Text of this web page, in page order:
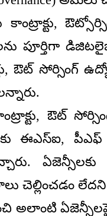
పూర్తిగా
ఔట్ సోర్సింగ్
ఔట్
ఈఎస్ఐ,
ఏజెన్సీలకు
చెల్లించడం
అలాంటి